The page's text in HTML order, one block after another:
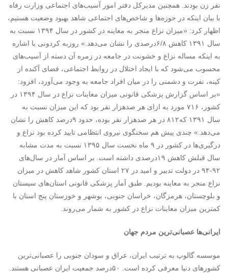
نفر زن بودند. همچنین مدیرکل دفتر امور آسیب‌های اجتماعی وزارت رفاه
با بیان اینکه در حوزه‌ها و شاخص‌های اجتماعی شاهد بهبود وضعیت هستیم،
اظهار کرد: «میزان نزاع منجر به معاینه در کشور در سال ۱۳۹۴ نسبت به
سال ۱۳۹۱ کاهش ۶/۸‌درصدی را نشان می‌دهد.» روزبه کردونی با اشاره
به اینکه مساله نزاع و خشونت در جامعه در زمره آن دسته از آسیب‌های
محسوب می‌شود که با ایجاد اختلال در روابط اجتماعی، فضای آکنده از
کینه، نفرت و دشمنی را در میان افراد جامعه به وجود می‌آورد، افزود:
«بر اساس گزارش پزشکی قانونی میزان معاینات نزاع در سال ۱۳۹۴ در
کشور، ۷۱۶ مورد به ازای هر صد‌هزار نفر بود که این میزان نسبت به
سال ۱۳۹۱ که۸۱۲ در هر صد‌هزار نفر بوده، حدود ۹درصد کاهش را نشان
می‌دهد.» چندی پیش هم سخنگوی نیروی انتظامی تایید کرده بود نزاع و
درگیری‌ها در کشور در ۹ ماه نخست سال ۱۳۹۵ نسبت به مدت مشابه
سال قبلش کاهش ۱۹‌درصدی داشته است. بر اساس آمار در سال‌های
۹۲-۹۴ در دولت تدبیر و امید در ۲۷ استان کشور شاهد کاهش در میزان
نزاع منجر به معاینه بودیم. طبق آمار پزشکی قانونی استان‌های سیستان
و بلوچستان، هرمزگان، خراسان جنوبی، بوشهر و خوزستان پنج استان با
کمترین میزان معاینات نزاع در کشور به شمار می‌روند.
ایرانی‌ها عصبانی‌ترین مردم جهان
موسسه گالوپ به ترتیب ایران، عراق و سودان جنوبی را عصبانی‌ترین
کشورهای دنیا معرفی کرده است. ۵۰‌درصد جمعیت ایران عصبانی هستند.